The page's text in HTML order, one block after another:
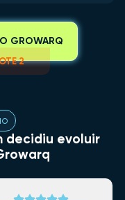
GROWARQ
2
decidiu evoluir